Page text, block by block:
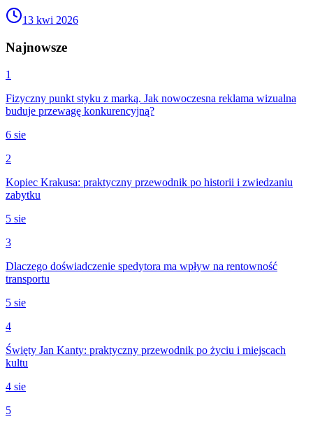
13 kwi 2026
Najnowsze
1
Fizyczny punkt styku z marką. Jak nowoczesna reklama wizualna
buduje przewagę konkurencyjną?
6 sie
2
Kopiec Krakusa: praktyczny przewodnik po historii i zwiedzaniu
zabytku
5 sie
3
Dlaczego doświadczenie spedytora ma wpływ na rentowność
transportu
5 sie
4
Święty Jan Kanty: praktyczny przewodnik po życiu i miejscach
kultu
4 sie
5